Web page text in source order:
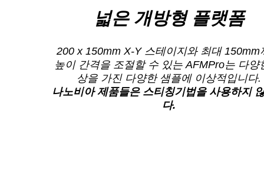
넓은 개방형 플랫폼
200 x 150mm X-Y 스테이지와 최대 150mm
높이 간격을 조절할 수 있는 AFMPro는 다양
상을 가진 다양한 샘플에 이상적입니다.
나노비아 제품들은 스티칭기법을 사용하지
다.